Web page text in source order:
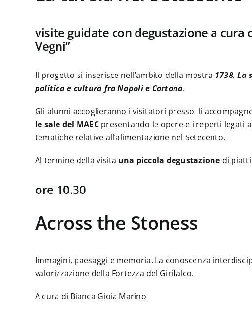
visite guidate con degustazione a cura
Vegni”
Il progetto si inserisce nell’ambito della mostra 1738. La
politica e cultura fra Napoli e Cortona.
Gli alunni accoglieranno i visitatori presso li
le sale del MAECpresentando le opere e i reperti legati
tematiche relative all’alimentazione nel Setecento.
Al termine della visita una piccola degustazione di
ore 10.30
Across the Stoness
Immagini, paesaggi e memoria. La conoscenza
valorizzazione della Fortezza del Girifalco.
A cura di Bianca Gioia Marino